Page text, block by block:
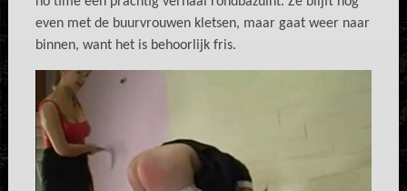
even met de buurvrouwen kletsen, maar gaat weer naar
binnen, want het is behoorlijk fris.